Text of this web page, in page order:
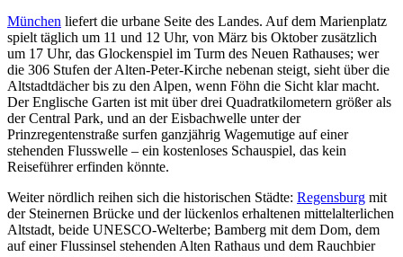
München liefert die urbane Seite des Landes. Auf dem Marienplatz
spielt täglich um 11 und 12 Uhr, von März bis Oktober zusätzlich
um 17 Uhr, das Glockenspiel im Turm des Neuen Rathauses; wer
die 306 Stufen der Alten-Peter-Kirche nebenan steigt, sieht über die
Altstadtdächer bis zu den Alpen, wenn Föhn die Sicht klar macht.
Der Englische Garten ist mit über drei Quadratkilometern größer als
der Central Park, und an der Eisbachwelle unter der
Prinzregentenstraße surfen ganzjährig Wagemutige auf einer
stehenden Flusswelle – ein kostenloses Schauspiel, das kein
Reiseführer erfinden könnte.
Weiter nördlich reihen sich die historischen Städte: Regensburg mit
der Steinernen Brücke und der lückenlos erhaltenen mittelalterlichen
Altstadt, beide UNESCO-Welterbe; Bamberg mit dem Dom, dem
auf einer Flussinsel stehenden Alten Rathaus und dem Rauchbier